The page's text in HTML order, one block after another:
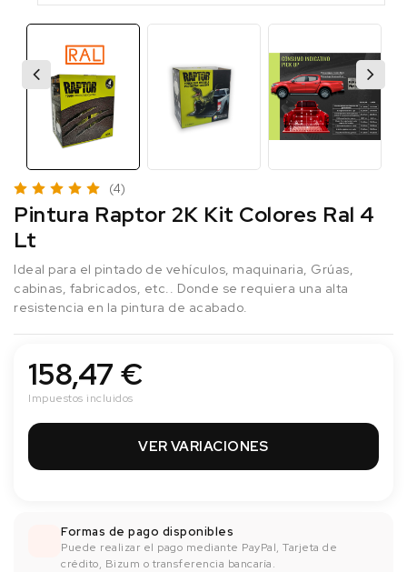
(4)
Pintura Raptor 2K Kit Colores Ral 4
Lt
Ideal para el pintado de vehículos, maquinaria, Grúas,
cabinas, fabricados, etc.. Donde se requiera una alta
resistencia en la pintura de acabado.
158,47 €
Impuestos incluidos
VER VARIACIONES
Formas de pago disponibles
Puede realizar el pago mediante PayPal, Tarjeta de
crédito, Bizum o transferencia bancaría.